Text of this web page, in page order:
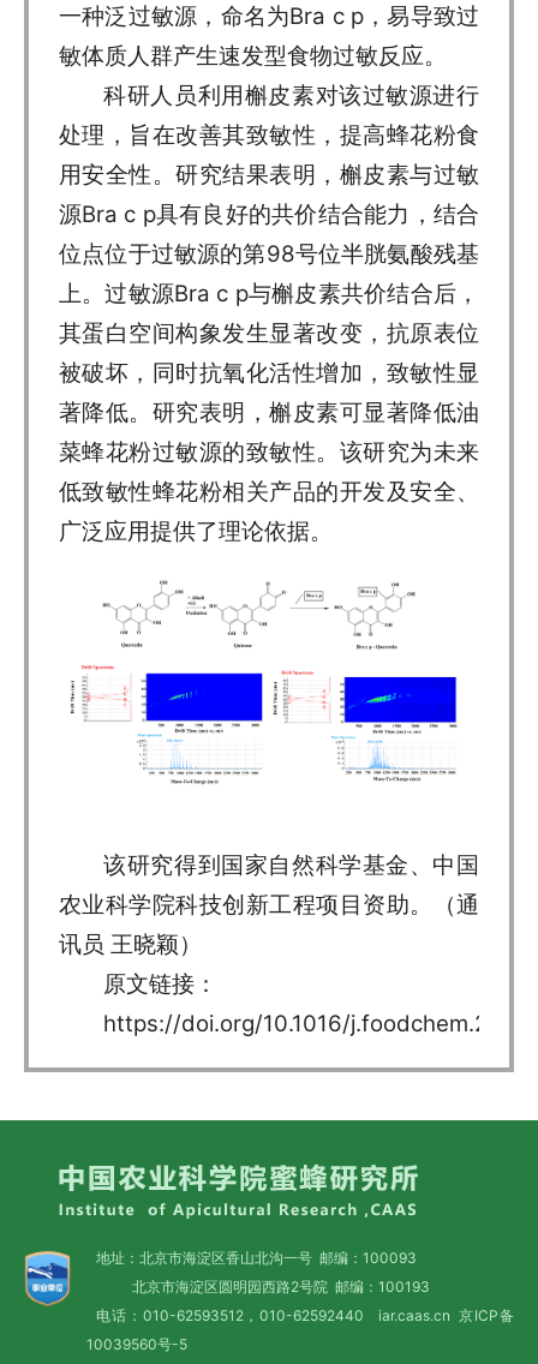
一种泛过敏源，命名为Bra c p，易导致过
敏体质人群产生速发型食物过敏反应。
科研人员利用槲皮素对该过敏源进行
处理，旨在改善其致敏性，提高蜂花粉食
用安全性。研究结果表明，槲皮素与过敏
源Bra c p具有良好的共价结合能力，结合
位点位于过敏源的第98号位半胱氨酸残基
上。过敏源Bra c p与槲皮素共价结合后，
其蛋白空间构象发生显著改变，抗原表位
被破坏，同时抗氧化活性增加，致敏性显
著降低。研究表明，槲皮素可显著降低油
菜蜂花粉过敏源的致敏性。该研究为未来
低致敏性蜂花粉相关产品的开发及安全、
广泛应用提供了理论依据。
该研究得到国家自然科学基金、中国
农业科学院科技创新工程项目资助。（通
讯员 王晓颖）
原文链接：
https://doi.org/10.1016/
地址：北京市海淀区香山北沟一号 邮编：100093
北京市海淀区圆明园西路2号院 邮编：100193
电话：010-62593512，010-62592440 iar.caas.cn 京ICP备
10039560号-5